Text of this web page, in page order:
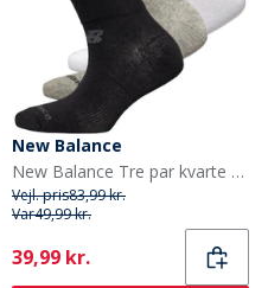
New Balance
New Balance Tre par kvarte strømper Sort/Grå/Hvid
Vejl. pris83,99 kr.
Var49,99 kr.
Current
39,99 kr.